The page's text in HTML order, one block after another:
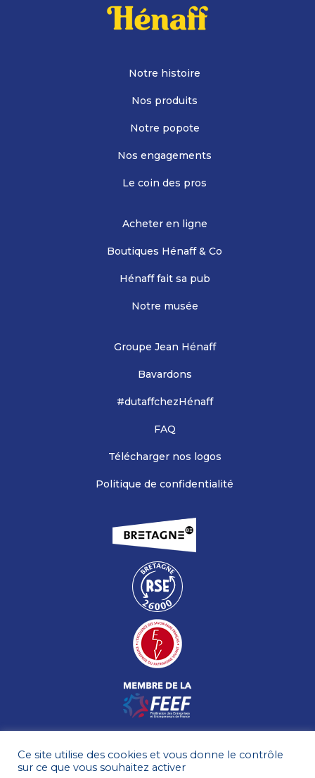
Notre histoire
Nos produits
Notre popote
Nos engagements
Le coin des pros
Acheter en ligne
Boutiques Hénaff & Co
Hénaff fait sa pub
Notre musée
Groupe Jean Hénaff
Bavardons
#dutaffchezHénaff
FAQ
Télécharger nos logos
Politique de confidentialité
Ce site utilise des cookies et vous donne le contrôle
sur ce que vous souhaitez activer